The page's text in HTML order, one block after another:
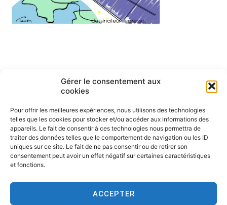
Gérer le consentement aux
cookies
Pour offrir les meilleures expériences, nous utilisons des technologies
telles que les cookies pour stocker et/ou accéder aux informations des
appareils. Le fait de consentir à ces technologies nous permettra de
traiter des données telles que le comportement de navigation ou les ID
uniques sur ce site. Le fait de ne pas consentir ou de retirer son
consentement peut avoir un effet négatif sur certaines caractéristiques
et fonctions.
ACCEPTER
Navigation
l’article
Le handicap au sein de la